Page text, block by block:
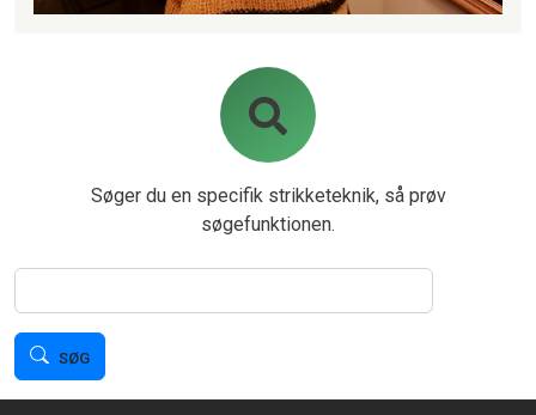
Søger du en specifik strikketeknik, så prøv
søgefunktionen.
Søg
SØG